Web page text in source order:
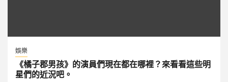
娛樂
《橘子郡男孩》的演員們現在都在哪裡？來看看這些明
星們的近況吧。